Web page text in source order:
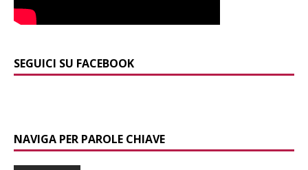
SEGUICI SU FACEBOOK
NAVIGA PER PAROLE CHIAVE